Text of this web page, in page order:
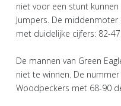
niet voor een stunt
Jumpers. De
met duidelijke cijfers: 82-
De mannen van Green
niet te winnen. De
Woodpeckers met 68-90